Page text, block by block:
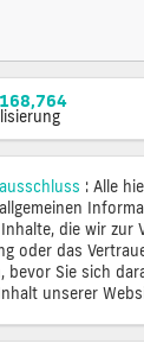
: Alle
die wir
oder das
Sie sich
unserer